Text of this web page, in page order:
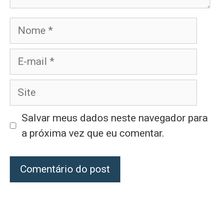
Nome
Site
Salvar meus dados neste navegador para
a próxima vez que eu comentar.